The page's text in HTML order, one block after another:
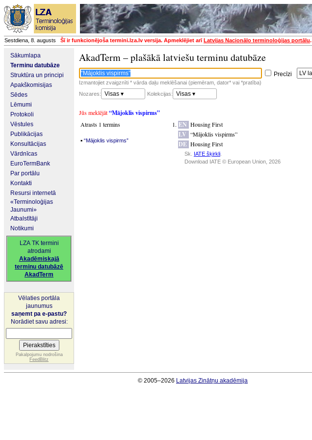
Sestdiena, 8. augusts Šī ir funkcionējoša termini.lza.lv versija. Apmeklējiet arīLatvijas Nacionālo terminoloģijas portālu.
Sākumlapa
Terminu datubāze
Struktūra un principi
Apakškomisijas
Sēdes
Lēmumi
Protokoli
Vēstules
Publikācijas
Konsultācijas
Vārdnīcas
EuroTermBank
Par portālu
Kontakti
Resursi internetā
«Terminoloģijas
Jaunumi»
Atbalstītāji
Notikumi
LZA TK termini
atrodami
Akadēmiskajā
terminu datubāzē
AkadTerm
Vēlaties portāla
jaunumus
saņemt pa e-pastu?
Norādiet savu adresi:
Pakalpojumu nodrošina
FeedBlitz
AkadTerm – plašākā latviešu terminu datubāze
Precīzi
Izmantojiet zvaigznīti * vārda daļu meklēšanai (piemēram, dator* vai *pratība)
Nozares:
Visas ▾ Kolekcijas: Visas ▾
Jūs meklējāt“Mājoklis vispirms”
Atrasts 1 termins
▪ “Mājoklis vispirms”
EN Housing First
LV “Mājoklis vispirms”
DE Housing First
Sk. IATE šķirkli
Download IATE © European Union, 2026
© 2005–2026 Latvijas Zinātņu akadēmija